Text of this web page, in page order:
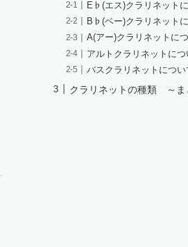
E♭(エス)クラリネット
B♭(ベー)クラリネット
A(アー)クラリネットに
アルトクラリネットにつ
バスクラリネットについ
クラリネットの種類 ～ま